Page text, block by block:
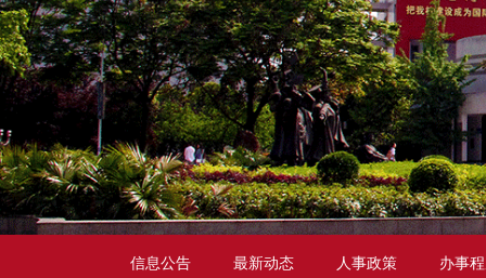
信息公告 最新动态 人事政策 办事